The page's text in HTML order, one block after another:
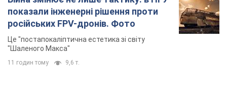
показали інженерні рішення проти
російських FPV-дронів. Фото
Це "постапокаліптична естетика зі світу
"Шаленого Макса"
11 годин тому 9,6 т.